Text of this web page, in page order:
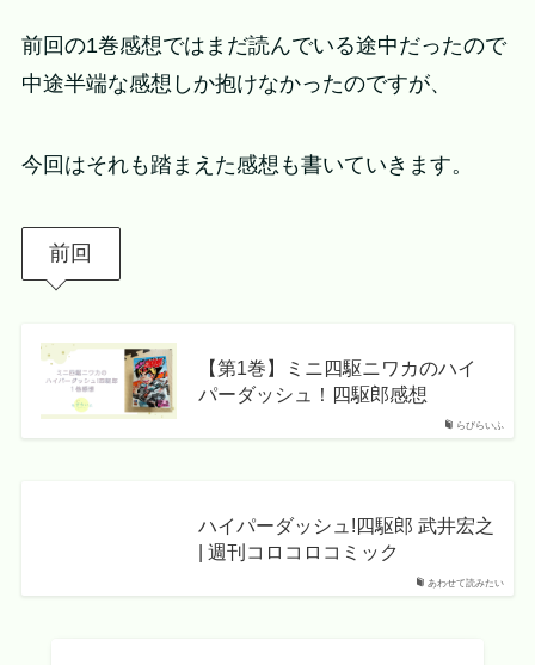
前回の1巻感想ではまだ読んでいる途中だったので
中途半端な感想しか抱けなかったのですが、
今回はそれも踏まえた感想も書いていきます。
前回
らびらいふ
【第1巻】ミニ四駆ニワカのハイ
パーダッシュ！四駆郎感想
あわせて読みたい
ハイパーダッシュ!四駆郎 武井宏之
| 週刊コロコロコミック